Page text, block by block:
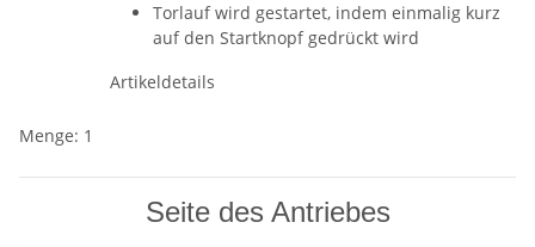
Torlauf wird gestartet, indem einmalig kurz
auf den Startknopf gedrückt wird
Artikeldetails
Menge: 1
Seite des Antriebes